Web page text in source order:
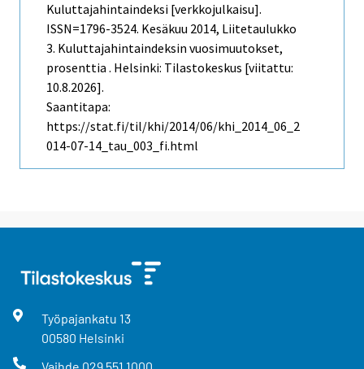
Kuluttajahintaindeksi [verkkojulkaisu].
ISSN=1796-3524. Kesäkuu 2014, Liitetaulukko
3. Kuluttajahintaindeksin vuosimuutokset,
prosenttia . Helsinki: Tilastokeskus [viitattu:
10.8.2026].
Saantitapa:
https://stat.fi/til/khi/2014/06/khi_2014_06_2
014-07-14_tau_003_fi.html
Työpajankatu 13
00580 Helsinki